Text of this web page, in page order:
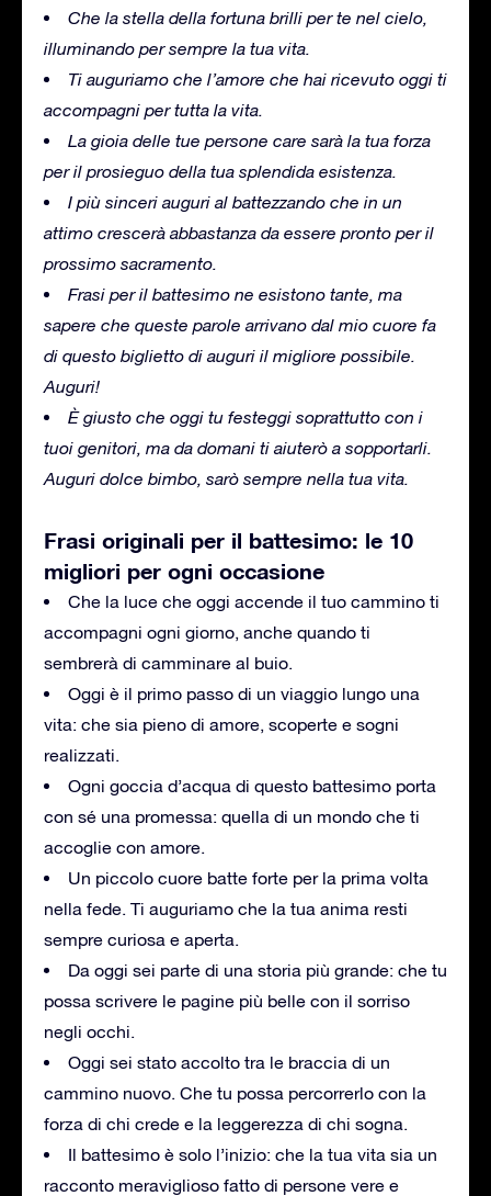
Che la stella della fortuna brilli per te nel cielo,
illuminando per sempre la tua vita.
Ti auguriamo che l’amore che hai ricevuto oggi ti
accompagni per tutta la vita.
La gioia delle tue persone care sarà la tua forza
per il prosieguo della tua splendida esistenza.
I più sinceri auguri al battezzando che in un
attimo crescerà abbastanza da essere pronto per il
prossimo sacramento.
Frasi per il battesimo ne esistono tante, ma
sapere che queste parole arrivano dal mio cuore fa
di questo biglietto di auguri il migliore possibile.
Auguri!
È giusto che oggi tu festeggi soprattutto con i
tuoi genitori, ma da domani ti aiuterò a sopportarli.
Auguri dolce bimbo, sarò sempre nella tua vita.
Frasi originali per il battesimo: le 10
migliori per ogni occasione
Che la luce che oggi accende il tuo cammino ti
accompagni ogni giorno, anche quando ti
sembrerà di camminare al buio.
Oggi è il primo passo di un viaggio lungo una
vita: che sia pieno di amore, scoperte e sogni
realizzati.
Ogni goccia d’acqua di questo battesimo porta
con sé una promessa: quella di un mondo che ti
accoglie con amore.
Un piccolo cuore batte forte per la prima volta
nella fede. Ti auguriamo che la tua anima resti
sempre curiosa e aperta.
Da oggi sei parte di una storia più grande: che tu
possa scrivere le pagine più belle con il sorriso
negli occhi.
Oggi sei stato accolto tra le braccia di un
cammino nuovo. Che tu possa percorrerlo con la
forza di chi crede e la leggerezza di chi sogna.
Il battesimo è solo l’inizio: che la tua vita sia un
racconto meraviglioso fatto di persone vere e